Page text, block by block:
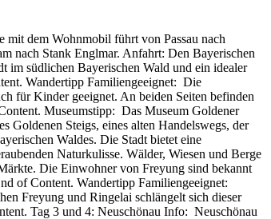
dem Wohnmobil führt von Passau nach
nach Stank Englmar. Anfahrt: Den Bayerischen
südlichen Bayerischen Wald und ein idealer
Wandertipp Familiengeeignet: Die
für Kinder geeignet. An beiden Seiten befinden
Museumstipp: Das Museum Goldener
Goldenen Steigs, eines alten Handelswegs, der
Waldes. Die Stadt bietet eine
Naturkulisse. Wälder, Wiesen und Berge
Die Einwohner von Freyung sind bekannt
of Content. Wandertipp Familiengeeignet:
Freyung und Ringelai schlängelt sich dieser
Tag 3 und 4: Neuschönau Info: Neuschönau